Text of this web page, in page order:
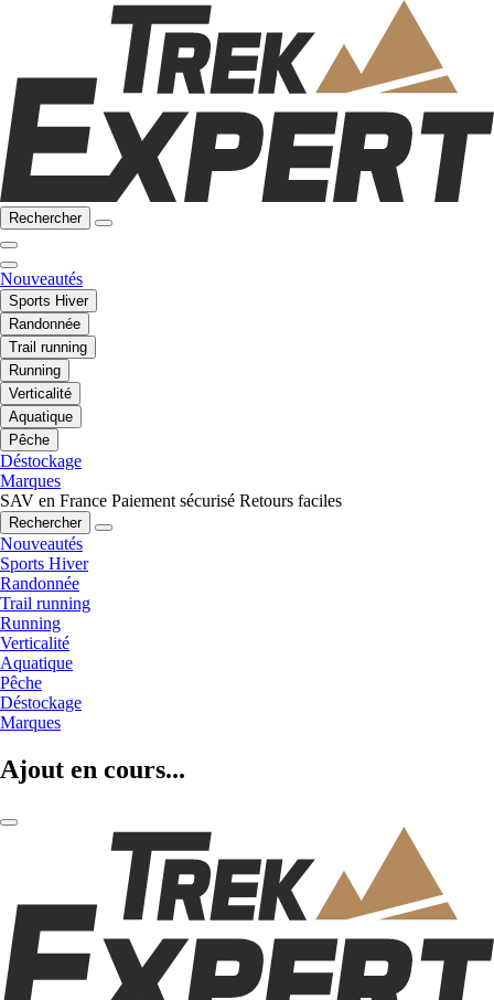
Rechercher
Nouveautés
Sports Hiver
Randonnée
Trail running
Running
Verticalité
Aquatique
Pêche
Déstockage
Marques
SAV en France Paiement sécurisé Retours faciles
Rechercher
Nouveautés
Sports Hiver
Randonnée
Trail running
Running
Verticalité
Aquatique
Pêche
Déstockage
Marques
Ajout en cours...